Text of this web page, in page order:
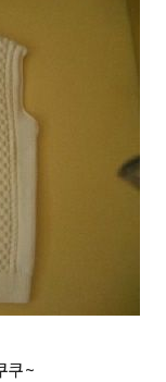
쿠~